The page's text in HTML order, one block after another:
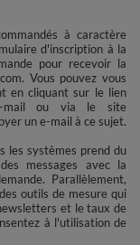
à caractère
d'inscription à la
pour recevoir la
Vous pouvez vous
en cliquant sur le lien
e-mail ou via le site
un e-mail à ce sujet.
les systèmes prend du
messages avec la
Parallèlement,
outils de mesure qui
et le taux de
à l'utilisation de